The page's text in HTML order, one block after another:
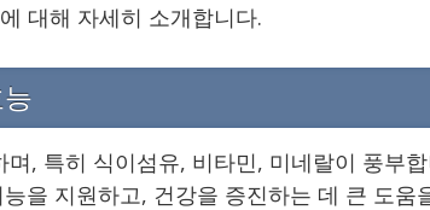
대해 자세히 소개합니다.
, 특히 식이섬유, 비타민, 미네랄이 풍부
을 지원하고, 건강을 증진하는 데 큰 도움